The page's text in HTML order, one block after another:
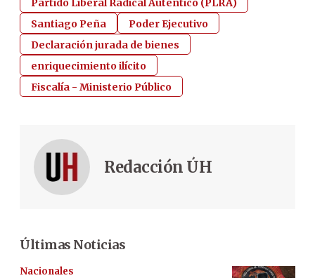
Partido Liberal Radical Auténtico (PLRA)
Santiago Peña
Poder Ejecutivo
Declaración jurada de bienes
enriquecimiento ilícito
Fiscalía - Ministerio Público
Redacción ÚH
Últimas Noticias
Nacionales